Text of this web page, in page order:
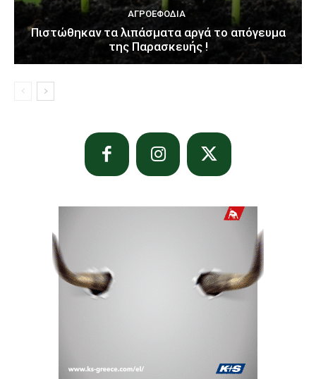
ΑΓΡΟΕΦΌΔΙΑ
Πιστώθηκαν τα λιπάσματα αργά το απόγευμα
της Παρασκευής !